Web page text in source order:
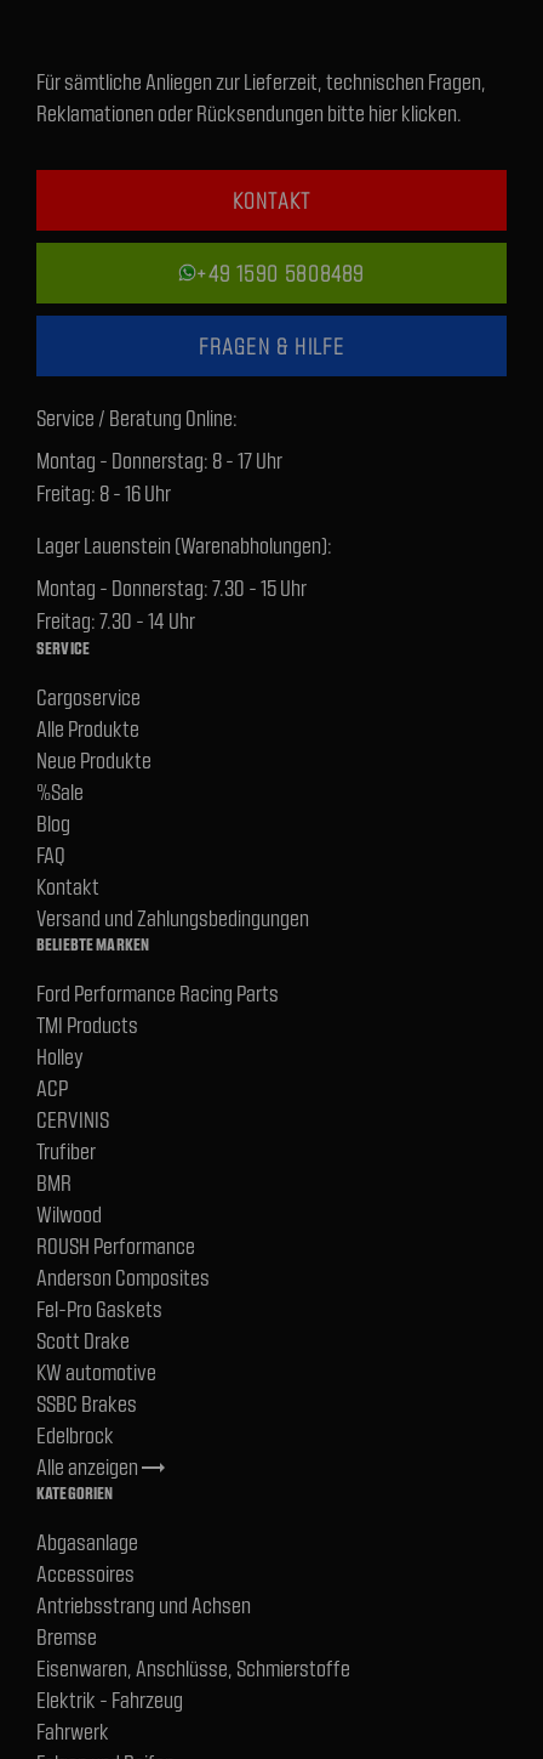
Für sämtliche Anliegen zur Lieferzeit, technischen Fragen,
Reklamationen oder Rücksendungen bitte hier klicken.
KONTAKT
+49 1590 5808489
FRAGEN & HILFE
Service / Beratung Online:
Montag - Donnerstag: 8 - 17 Uhr
Freitag: 8 - 16 Uhr
Lager Lauenstein (Warenabholungen):
Montag - Donnerstag: 7.30 - 15 Uhr
Freitag: 7.30 - 14 Uhr
SERVICE
Cargoservice
Alle Produkte
Neue Produkte
%Sale
Blog
FAQ
Kontakt
Versand und Zahlungsbedingungen
BELIEBTE MARKEN
Ford Performance Racing Parts
TMI Products
Holley
ACP
CERVINIS
Trufiber
BMR
Wilwood
ROUSH Performance
Anderson Composites
Fel-Pro Gaskets
Scott Drake
KW automotive
SSBC Brakes
Edelbrock
Alle anzeigentrending_flat
KATEGORIEN
Abgasanlage
Accessoires
Antriebsstrang und Achsen
Bremse
Eisenwaren, Anschlüsse, Schmierstoffe
Elektrik - Fahrzeug
Fahrwerk